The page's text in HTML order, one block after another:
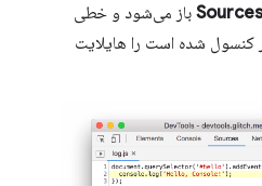
Sources باز می‌شود و خطی
کنسول شده است را هایلایت